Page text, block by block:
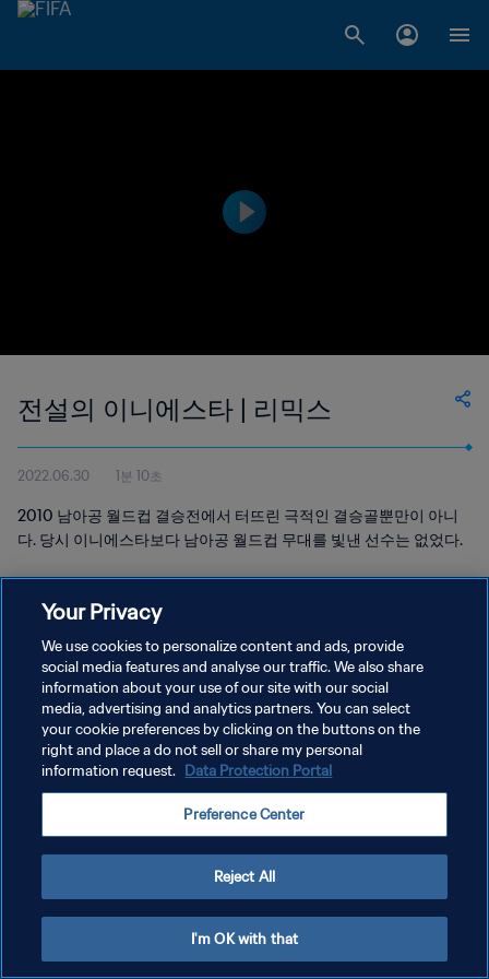
전설의 이니에스타 | 리믹스
2022.06.30 1분 10초
2010 남아공 월드컵 결승전에서 터뜨린 극적인 결승골뿐만이 아니
다. 당시 이니에스타보다 남아공 월드컵 무대를 빛낸 선수는 없었다.
개인정보 보호정책
서비스 약관
쿠키 기본 설정 관리
Your Privacy
We use cookies to personalize content and ads, provide
social media features and analyse our traffic. We also share
information about your use of our site with our social
media, advertising and analytics partners. You can select
your cookie preferences by clicking on the buttons on the
right and place a do not sell or share my personal
information request. Data Protection Portal
Preference Center
Reject All
I'm OK with that